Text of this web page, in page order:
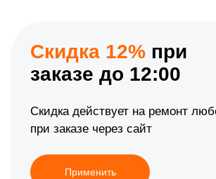
Скидка 12% при
заказе до 12:00
Скидка действует на ремонт
при заказе через сайт
Применить